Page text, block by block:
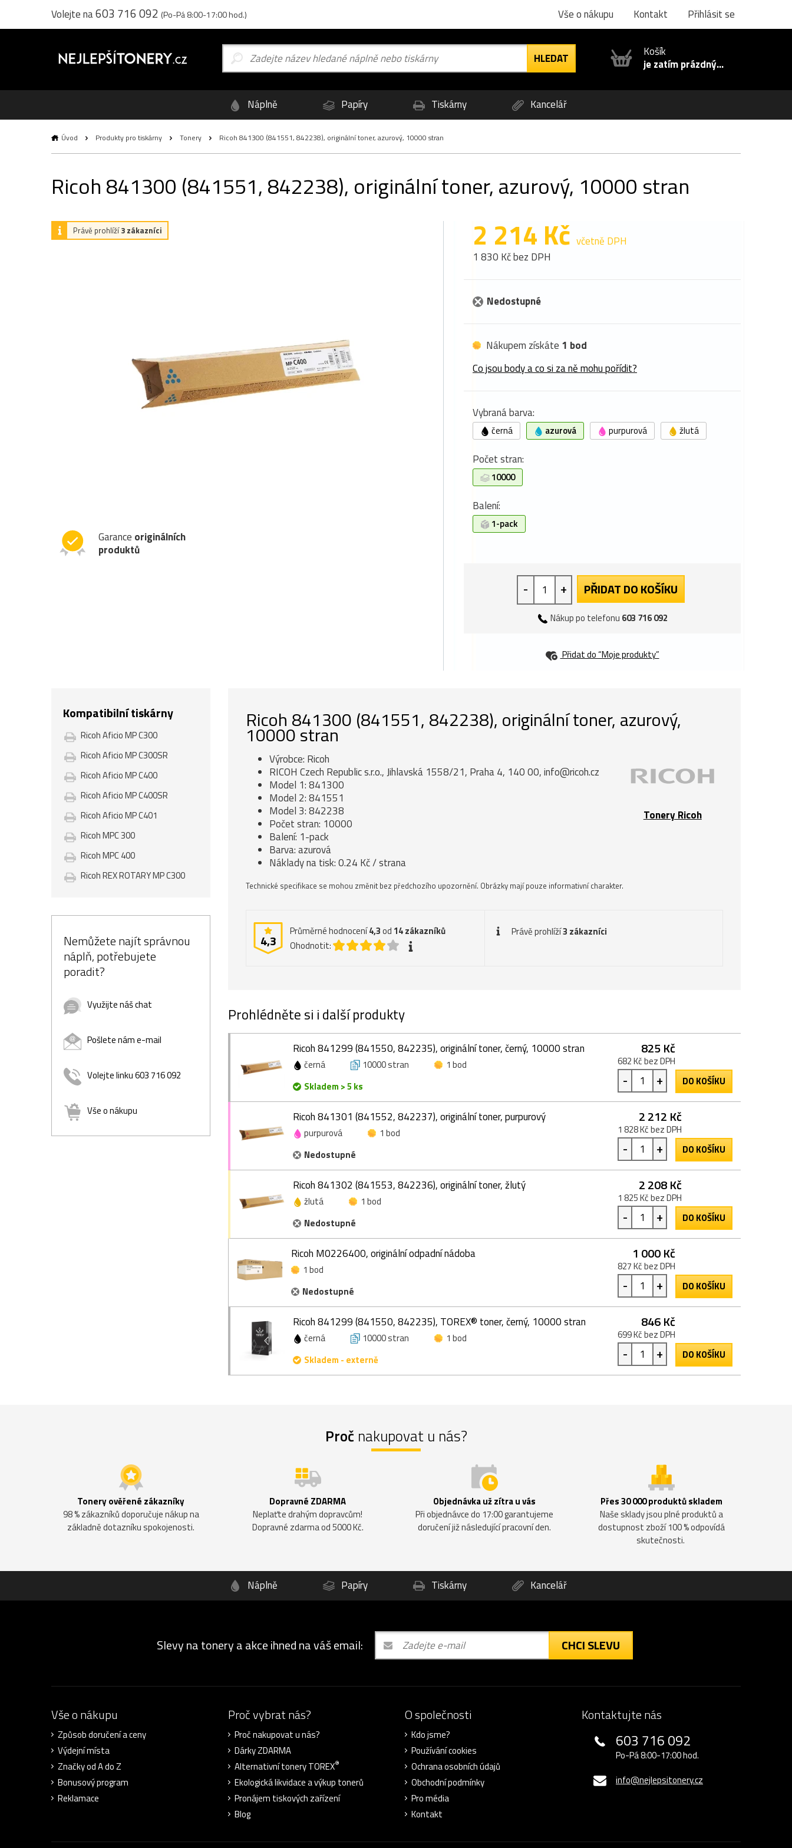
Volejte na603 716 092 (Po-Pá 8:00-17:00 hod.) Vše o nákupu Kontakt Přihlásit se
Košík
je zatím prázdný...
Náplně Papíry Tiskárny Kancelář
Úvod Produkty pro tiskárny Tonery Ricoh 841300 (841551, 842238), originální toner, azurový, 10000 stran
Ricoh 841300 (841551, 842238), originální toner, azurový, 10000 stran
Právě prohlíží3 zákazníci
Garance originálních
produktů
2 214 Kč včetně DPH
1 830 Kč bez DPH
Nedostupné
Nákupem získáte 1 bod
Co jsou body a co si za ně mohu pořídit?
Vybraná barva:
černá azurová purpurová žlutá
Počet stran:
10000
Balení:
1-pack
- + PŘIDAT DO KOŠÍKU
Nákup po telefonu 603 716 092
Přidat do “Moje produkty”
Kompatibilní tiskárny
Ricoh Aficio MP C300
Ricoh Aficio MP C300SR
Ricoh Aficio MP C400
Ricoh Aficio MP C400SR
Ricoh Aficio MP C401
Ricoh MPC 300
Ricoh MPC 400
Ricoh REX ROTARY MP C300
Nemůžete najít správnou
náplň, potřebujete
poradit?
Využijte náš chat
Pošlete nám e-mail
Volejte linku 603 716 092
Vše o nákupu
Ricoh 841300 (841551, 842238), originální toner, azurový,
10000 stran
Tonery Ricoh
Výrobce: Ricoh
RICOH Czech Republic s.r.o., Jihlavská 1558/21, Praha 4, 140 00, info@ricoh.cz
Model 1: 841300
Model 2: 841551
Model 3: 842238
Počet stran: 10000
Balení: 1-pack
Barva: azurová
Náklady na tisk: 0.24 Kč / strana
Technické specifikace se mohou změnit bez předchozího upozornění. Obrázky mají pouze informativní charakter.
4,3
Průměrné hodnocení4,3od 14zákazníků
Ohodnotit:
Právě prohlíží3 zákazníci
Prohlédněte si i další produkty
Ricoh 841299 (841550, 842235), originální toner, černý, 10000 stran
černá 10000 stran
1 bod
Skladem > 5 ks
825 Kč
682 Kč bez DPH
- + DO KOŠÍKU
Ricoh 841301 (841552, 842237), originální toner, purpurový
purpurová
1 bod
Nedostupné
2 212 Kč
1 828 Kč bez DPH
- + DO KOŠÍKU
Ricoh 841302 (841553, 842236), originální toner, žlutý
žlutá
1 bod
Nedostupné
2 208 Kč
1 825 Kč bez DPH
- + DO KOŠÍKU
Ricoh M0226400, originální odpadní nádoba
1 bod
Nedostupné
1 000 Kč
827 Kč bez DPH
- + DO KOŠÍKU
Ricoh 841299 (841550, 842235), TOREX® toner, černý, 10000 stran
černá 10000 stran
1 bod
Skladem - externě
846 Kč
699 Kč bez DPH
- + DO KOŠÍKU
Proč nakupovat u nás?
Tonery ověřené zákazníky
98 % zákazníků doporučuje nákup na
základně dotazníku spokojenosti.
Dopravné ZDARMA
Neplaťte drahým dopravcům!
Dopravné zdarma od 5000 Kč.
Objednávka už zítra u vás
Při objednávce do 17:00 garantujeme
doručení již následující pracovní den.
Přes 30 000 produktů skladem
Naše sklady jsou plné produktů a
dostupnost zboží 100 % odpovídá
skutečnosti.
Náplně Papíry Tiskárny Kancelář
Slevy na tonery a akce ihned na váš email: CHCI SLEVU
Vše o nákupu
Způsob doručení a ceny
Výdejní místa
Značky od A do Z
Bonusový program
Reklamace
Proč vybrat nás?
Proč nakupovat u nás?
Dárky ZDARMA
Alternativní tonery TOREX®
Ekologická likvidace a výkup tonerů
Pronájem tiskových zařízení
Blog
O společnosti
Kdo jsme?
Používání cookies
Ochrana osobních údajů
Obchodní podmínky
Pro média
Kontakt
Kontaktujte nás
603 716 092
Po-Pá 8:00-17:00 hod.
info@nejlepsitonery.cz